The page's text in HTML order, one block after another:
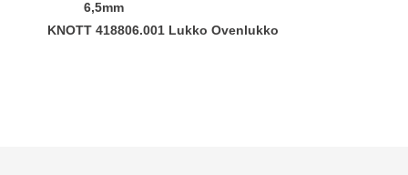
6,5mm
KNOTT 418806.001 Lukko Ovenlukko